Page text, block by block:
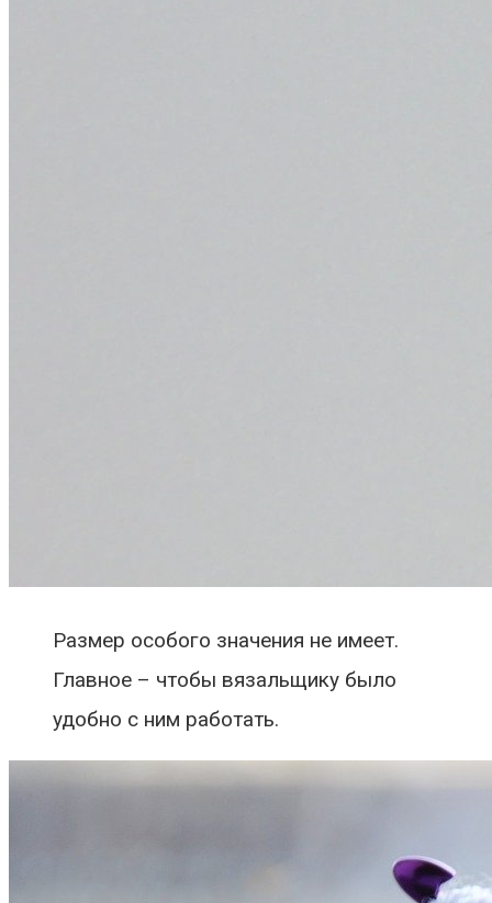
Размер особого значения не имеет.
Главное – чтобы вязальщику было
удобно с ним работать.